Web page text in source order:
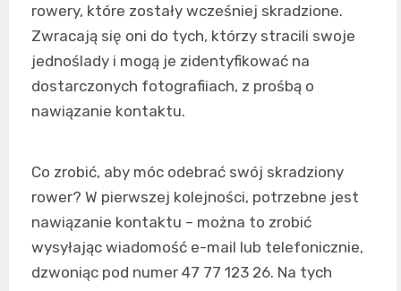
rowery, które zostały wcześniej skradzione.
Zwracają się oni do tych, którzy stracili swoje
jednoślady i mogą je zidentyfikować na
dostarczonych fotografiiach, z prośbą o
nawiązanie kontaktu.
Co zrobić, aby móc odebrać swój skradziony
rower? W pierwszej kolejności, potrzebne jest
nawiązanie kontaktu – można to zrobić
wysyłając wiadomość e-mail lub telefonicznie,
dzwoniąc pod numer 47 77 123 26. Na tych